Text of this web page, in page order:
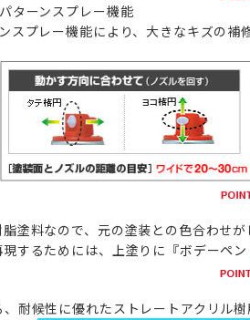
ターンスプレー機能
スプレー機能により、大きなキズの
塗料なので、元の塗装との色合わせが
するためには、上塗りに 『ボデーペ
耐候性に優れたストレートアクリル樹